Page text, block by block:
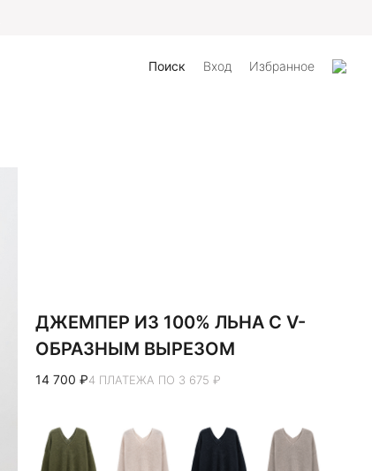
Поиск Вход Избранное
ДЖЕМПЕР ИЗ 100% ЛЬНА С V-
ОБРАЗНЫМ ВЫРЕЗОМ
14 700 ₽4 ПЛАТЕЖА ПО 3 675 ₽